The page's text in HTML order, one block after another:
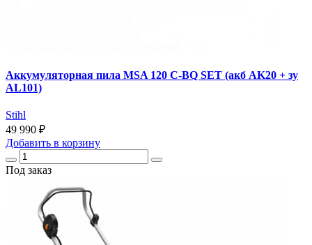
Аккумуляторная пила MSA 120 C-BQ SET (акб AK20 + зу
AL101)
Stihl
49 990 ₽
Добавить в корзину
Под заказ